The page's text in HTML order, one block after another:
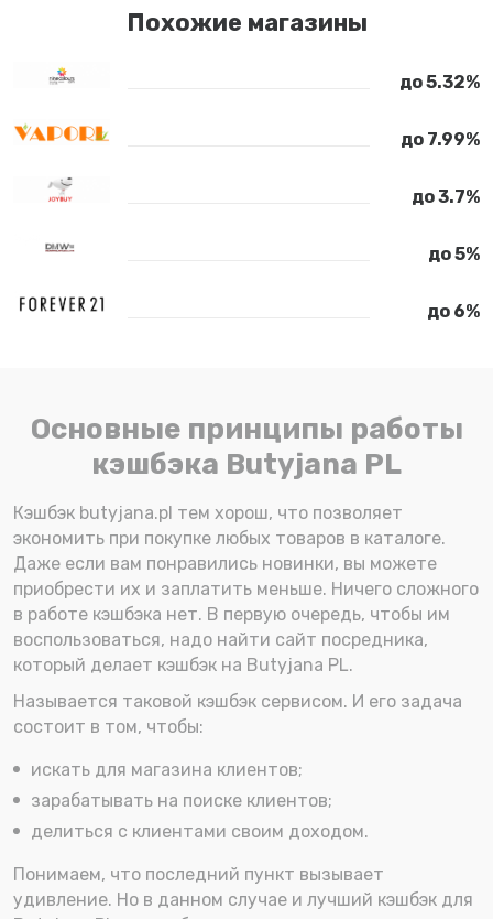
Похожие магазины
до 5.32%
до 7.99%
до 3.7%
до 5%
до 6%
Основные принципы работы
кэшбэка Butyjana PL
Кэшбэк butyjana.pl тем хорош, что позволяет
экономить при покупке любых товаров в каталоге.
Даже если вам понравились новинки, вы можете
приобрести их и заплатить меньше. Ничего сложного
в работе кэшбэка нет. В первую очередь, чтобы им
воспользоваться, надо найти сайт посредника,
который делает кэшбэк на Butyjana PL.
Называется таковой кэшбэк сервисом. И его задача
состоит в том, чтобы:
искать для магазина клиентов;
зарабатывать на поиске клиентов;
делиться с клиентами своим доходом.
Понимаем, что последний пункт вызывает
удивление. Но в данном случае и лучший кэшбэк для